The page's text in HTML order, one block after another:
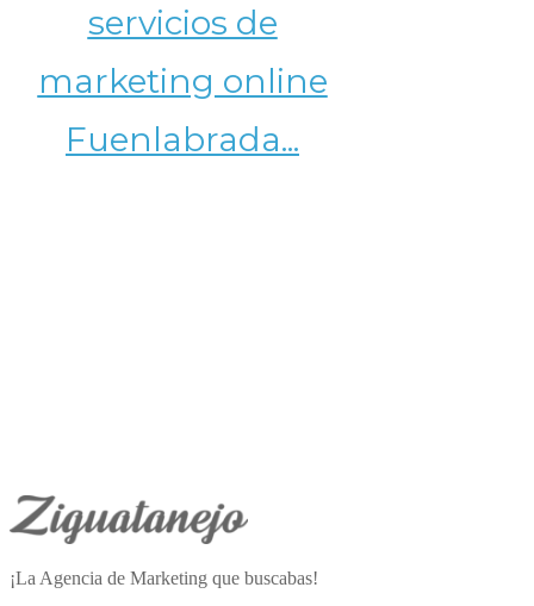
servicios de
marketing online
Fuenlabrada...
¡La Agencia de Marketing que buscabas!